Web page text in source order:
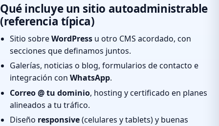
Qué incluye un sitio autoadministrable
(referencia típica)
Sitio sobreWordPress u otro CMS acordado, con
secciones que definamos juntos.
Galerías, noticias o blog, formularios de contacto e
integración con WhatsApp.
Correo @ tu dominio, hosting y certificado en planes
alineados a tu tráfico.
Diseño responsive(celulares y tablets) y buenas